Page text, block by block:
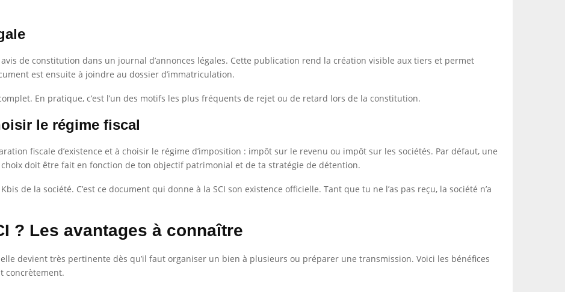
de constitution dans un journal d’annonces légales. Cette publication rend la création visible aux tiers et permet
est ensuite à joindre au dossier d’immatriculation.
En pratique, c’est l’un des motifs les plus fréquents de rejet ou de retard lors de la constitution.
le régime fiscal
fiscale d’existence et à choisir le régime d’imposition : impôt sur le revenu ou impôt sur les sociétés. Par défaut, une
choix doit être fait en fonction de ton objectif patrimonial et de ta stratégie de détention.
de la société. C’est ce document qui donne à la SCI son existence officielle. Tant que tu ne l’as pas reçu, la société n’a
? Les avantages à connaître
elle devient très pertinente dès qu’il faut organiser un bien à plusieurs ou préparer une transmission. Voici les bénéfices
concrètement.